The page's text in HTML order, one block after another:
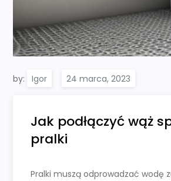
by: Igor
Jak podłączyć wąż
pralki
Pralki muszą odprowadzać wodę